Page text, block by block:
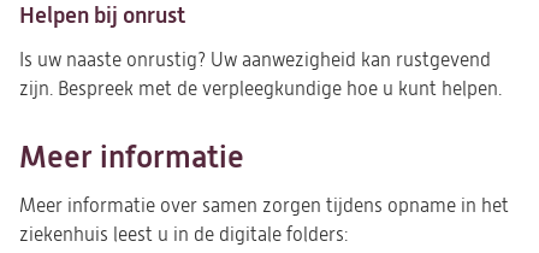
Helpen bij onrust
Is uw naaste onrustig? Uw aanwezigheid kan rustgevend
zijn. Bespreek met de verpleegkundige hoe u kunt helpen.
Meer informatie
Meer informatie over samen zorgen tijdens opname in het
ziekenhuis leest u in de digitale folders: